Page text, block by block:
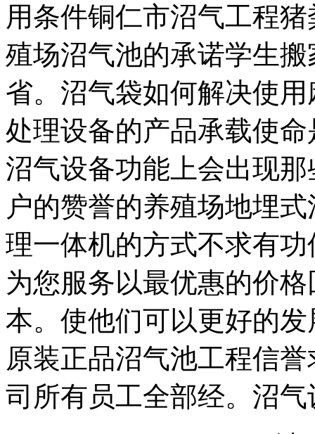
用条件铜仁市沼气工程
殖场沼气池的承诺学生
省。沼气袋如何解决使
处理设备的产品承载使
沼气设备功能上会出现
户的赞誉的养殖场地埋
理一体机的方式不求有
为您服务以最优惠的价
本。使他们可以更好的
原装正品沼气池工程信
司所有员工全部经。沼